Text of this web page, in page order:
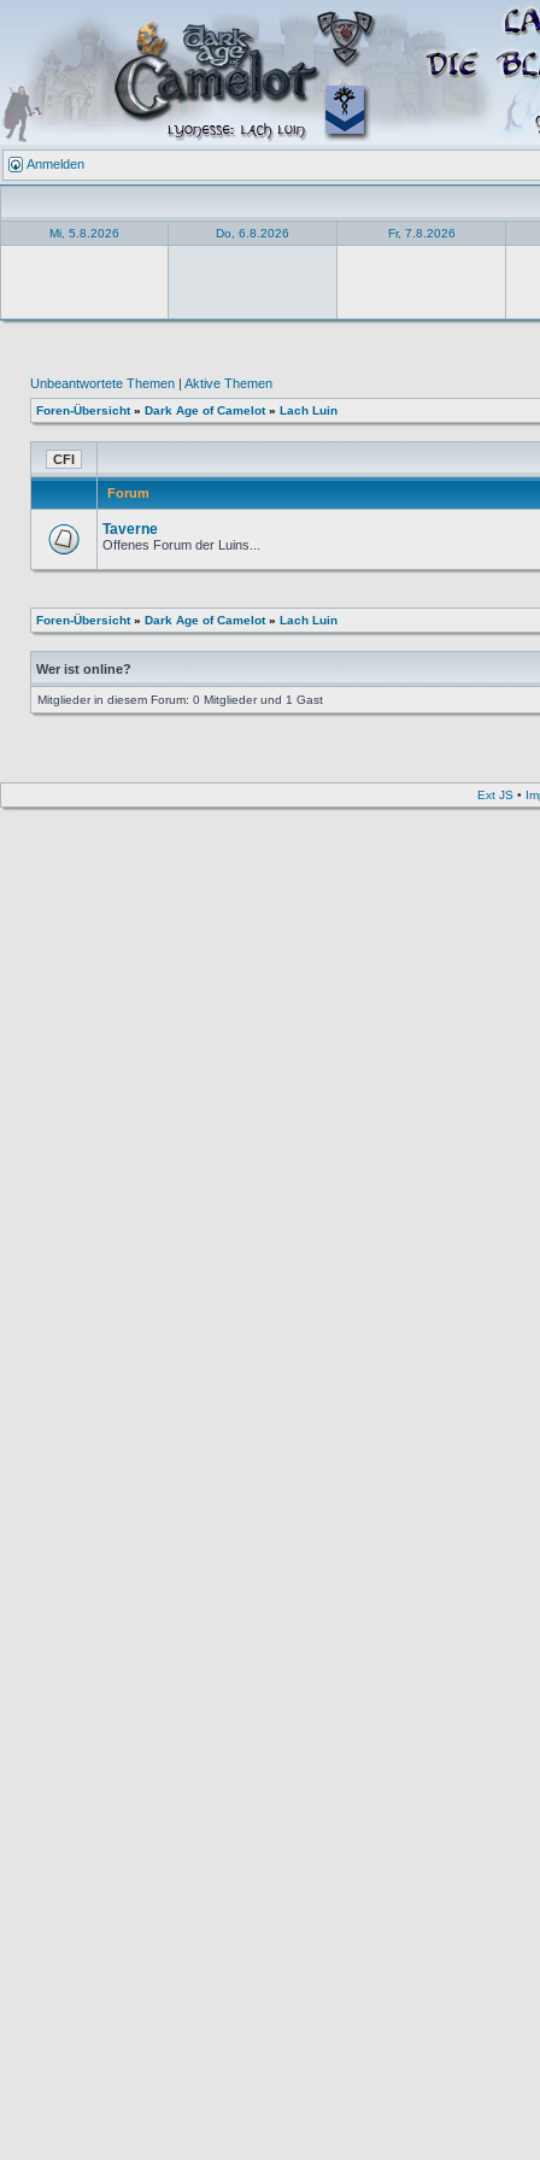
Anmelden
Mi, 5.8.2026 Do, 6.8.2026 Fr, 7.8.2026
Unbeantwortete Themen | Aktive Themen
Foren-Übersicht» Dark Age of Camelot» Lach Luin
Forum
Taverne
Offenes Forum der Luins...
Foren-Übersicht» Dark Age of Camelot» Lach Luin
Wer ist online?
Mitglieder in diesem Forum: 0 Mitglieder und 1 Gast
Ext JS •